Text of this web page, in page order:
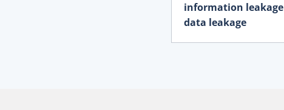
information leakage
data leakage